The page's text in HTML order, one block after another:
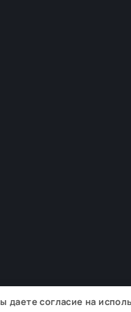
даете согласие на